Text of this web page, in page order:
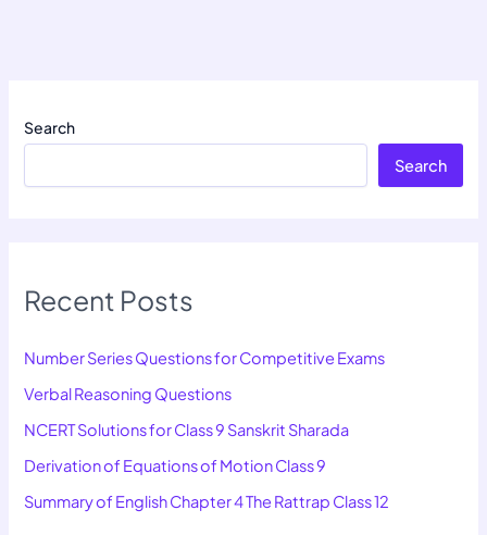
Search
Search
Recent Posts
Number Series Questions for Competitive Exams
Verbal Reasoning Questions
NCERT Solutions for Class 9 Sanskrit Sharada
Derivation of Equations of Motion Class 9
Summary of English Chapter 4 The Rattrap Class 12